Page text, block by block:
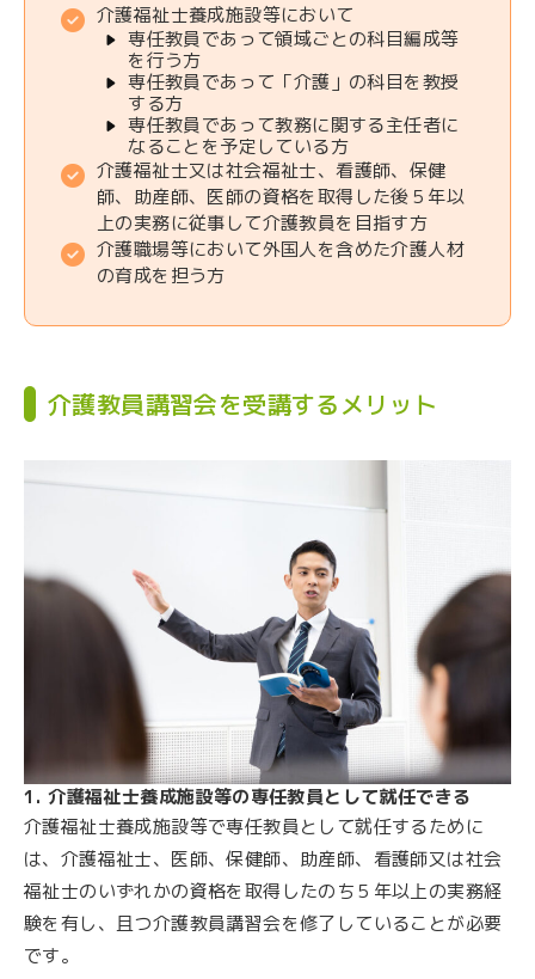
介護福祉士養成施設等において
専任教員であって領域ごとの科目編成等
を行う方
専任教員であって「介護」の科目を教授
する方
専任教員であって教務に関する主任者に
なることを予定している方
介護福祉士又は社会福祉士、看護師、保健
師、助産師、医師の資格を取得した後５年以
上の実務に従事して介護教員を目指す方
介護職場等において外国人を含めた介護人材
の育成を担う方
介護教員講習会を受講するメリット
1. 介護福祉士養成施設等の専任教員として就任できる
介護福祉士養成施設等で専任教員として就任するために
は、介護福祉士、医師、保健師、助産師、看護師又は社会
福祉士のいずれかの資格を取得したのち５年以上の実務経
験を有し、且つ介護教員講習会を修了していることが必要
です。